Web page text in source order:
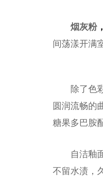
烟灰粉，
间荡漾开满
除了色
圆润流畅的
糖果多巴胺
自洁釉
不留水渍，